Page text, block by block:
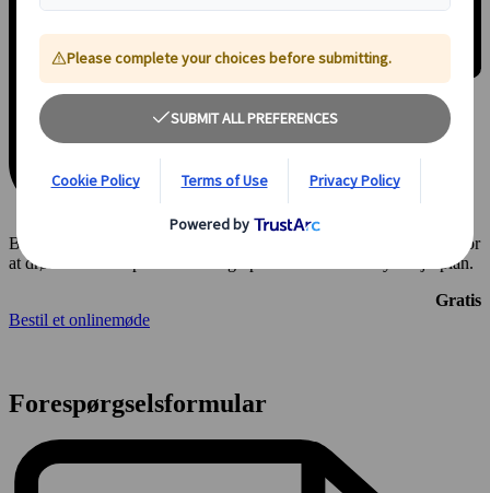
Book et online-møde på 30 minutter med en af vores konsulenter for
at drøfte alle dine præferencer og oprette en skræddersyet rejseplan.
Gratis
Bestil et onlinemøde
Forespørgselsformular